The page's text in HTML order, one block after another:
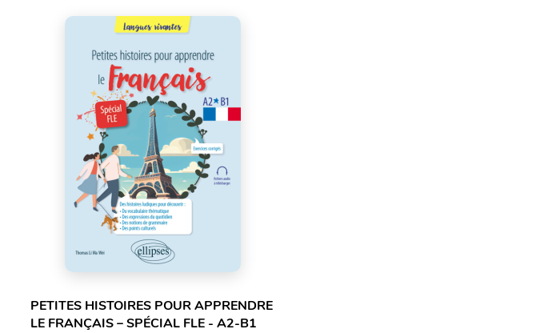
PETITES HISTOIRES POUR APPRENDRE
LE FRANÇAIS – SPÉCIAL FLE - A2-B1